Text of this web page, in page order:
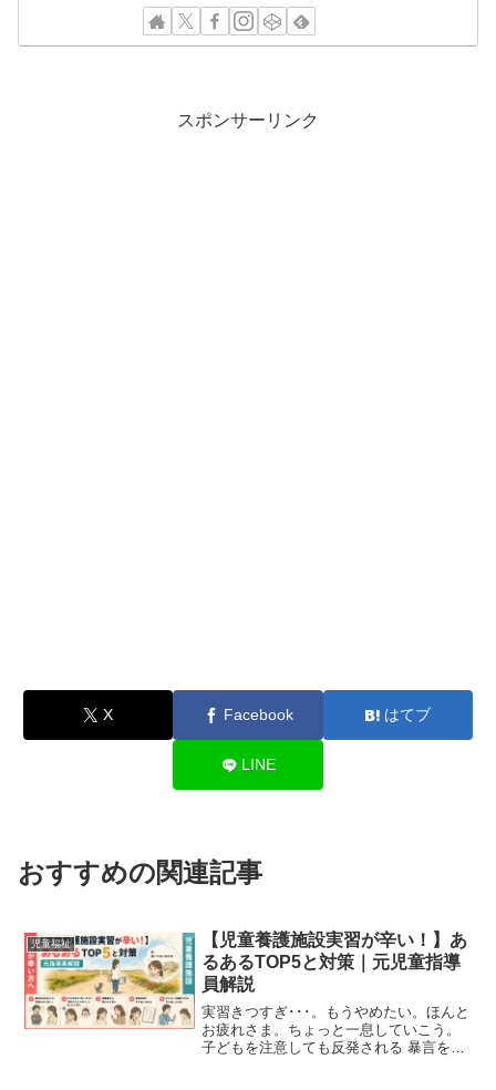
スポンサーリンク
X Facebook はてブ
LINE
おすすめの関連記事
児童福祉
【児童養護施設実習が辛い！】あ
るあるTOP5と対策｜元児童指導
員解説
実習きつすぎ･･･。もうやめたい。ほんと
お疲れさま。ちょっと一息していこう。
子どもを注意しても反発される 暴言をは